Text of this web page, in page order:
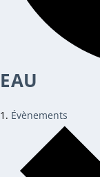
EAU
Évènements